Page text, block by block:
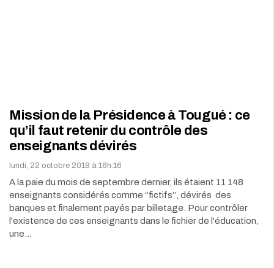
Mission de la Présidence à Tougué : ce
qu’il faut retenir du contrôle des
enseignants dévirés
lundi, 22 octobre 2018 à 16h:16
A la paie du mois de septembre dernier, ils étaient 11 148
enseignants considérés comme ‘’fictifs’’, dévirés des
banques et finalement payés par billetage. Pour contrôler
l'existence de ces enseignants dans le fichier de l'éducation,
une…